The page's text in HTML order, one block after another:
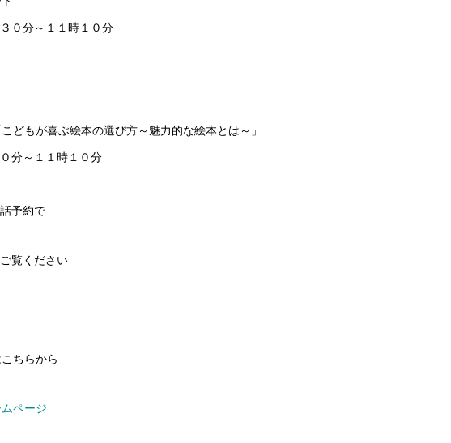
０分～１１時１０分
どもが喜ぶ絵本の選び方～魅力的な絵本とは～」
分～１１時１０分
予約で
覧ください
ちらから
ページ